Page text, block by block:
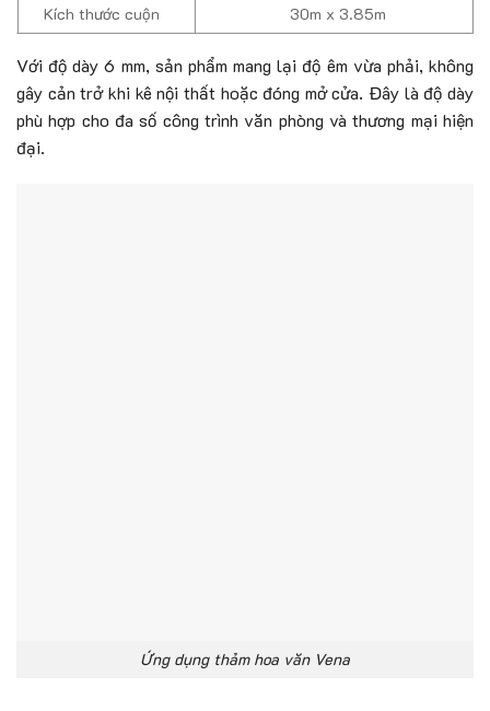
Kích thước cuộn
30m x 3.85m
Với độ dày 6 mm, sản phẩm mang lại độ êm vừa phải, không
gây cản trở khi kê nội thất hoặc đóng mở cửa. Đây là độ dày
phù hợp cho đa số công trình văn phòng và thương mại hiện
đại.
Ứng dụng thảm hoa văn Vena